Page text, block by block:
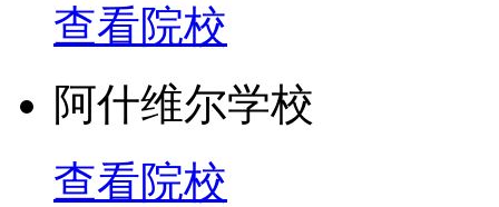
查看院校
阿什维尔学校
查看院校